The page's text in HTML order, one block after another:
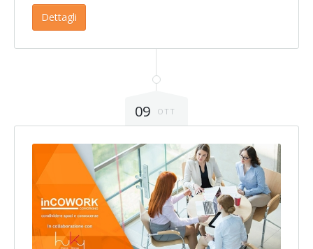
Dettagli
09 OTT